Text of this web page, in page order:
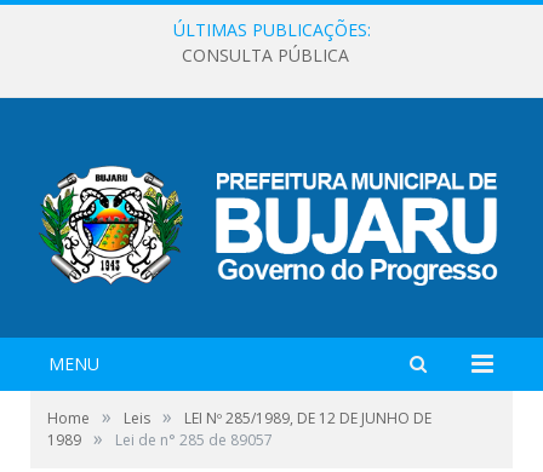
ÚLTIMAS PUBLICAÇÕES:
CONSULTA PÚBLICA
MENU
Home » Leis »
LEI Nº 285/1989, DE 12 DE JUNHO DE
1989 » Lei de n° 285 de 89057